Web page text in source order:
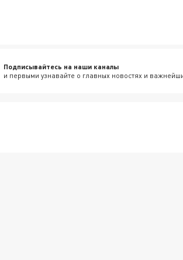
Подписывайтесь на наши каналы
и первыми узнавайте о главных новостях и